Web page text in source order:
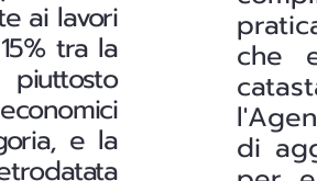
ai lavori
tra la
e la
che
di